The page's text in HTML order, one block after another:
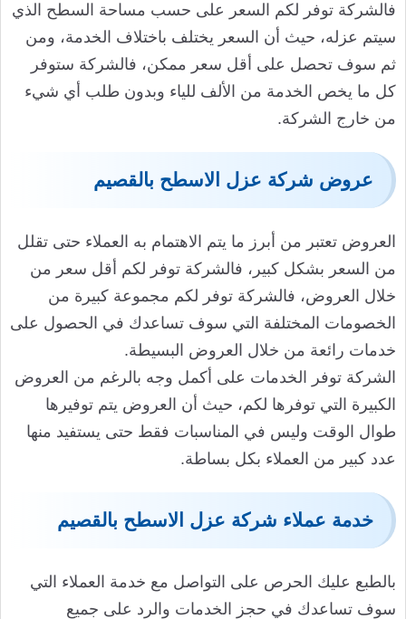
فالشركة توفر لكم السعر على حسب مساحة السطح الذي
سيتم عزله، حيث أن السعر يختلف باختلاف الخدمة، ومن
ثم سوف تحصل على أقل سعر ممكن، فالشركة ستوفر
كل ما يخص الخدمة من الألف للياء وبدون طلب أي شيء
من خارج الشركة.
عروض شركة عزل الاسطح بالقصيم
العروض تعتبر من أبرز ما يتم الاهتمام به العملاء حتى تقلل
من السعر بشكل كبير، فالشركة توفر لكم أقل سعر من
خلال العروض، فالشركة توفر لكم مجموعة كبيرة من
الخصومات المختلفة التي سوف تساعدك في الحصول على
خدمات رائعة من خلال العروض البسيطة.
الشركة توفر الخدمات على أكمل وجه بالرغم من العروض
الكبيرة التي توفرها لكم، حيث أن العروض يتم توفيرها
طوال الوقت وليس في المناسبات فقط حتى يستفيد منها
عدد كبير من العملاء بكل بساطة.
خدمة عملاء شركة عزل الاسطح بالقصيم
بالطبع عليك الحرص على التواصل مع خدمة العملاء التي
سوف تساعدك في حجز الخدمات والرد على جميع